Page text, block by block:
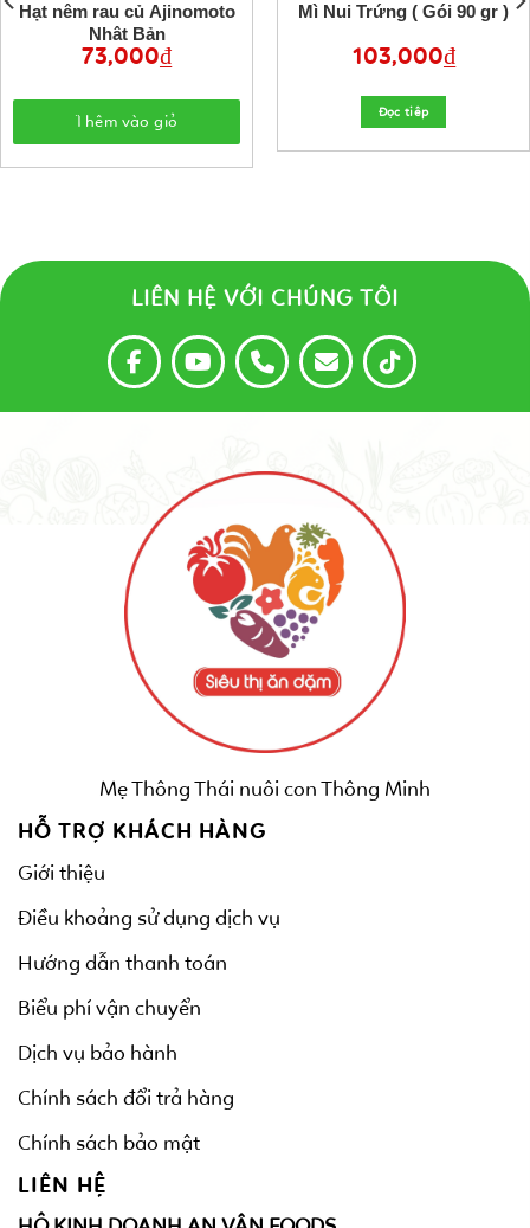
Hạt nêm rau củ Ajinomoto
Nhật Bản
73,000₫
Thêm vào giỏ
Mì Nui Trứng ( Gói 90 gr )
103,000₫
Đọc tiêp
LIÊN HỆ VỚI CHÚNG TÔI
Mẹ Thông Thái nuôi con Thông Minh
HỖ TRỢ KHÁCH HÀNG
Giới thiệu
Điều khoảng sử dụng dịch vụ
Hướng dẫn thanh toán
Biểu phí vận chuyển
Dịch vụ bảo hành
Chính sách đổi trả hàng
Chính sách bảo mật
LIÊN HỆ